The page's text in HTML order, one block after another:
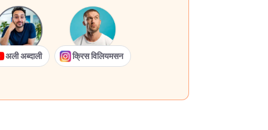
अली अब्दाली क्रिस विलियमसन